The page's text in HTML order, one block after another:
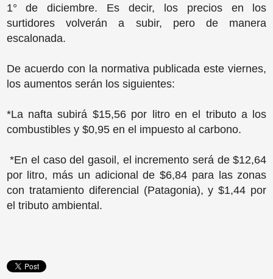
1° de diciembre. Es decir, los precios en los
surtidores volverán a subir, pero de manera
escalonada.
De acuerdo con la normativa publicada este viernes,
los aumentos serán los siguientes:
*La nafta subirá $15,56 por litro en el tributo a los
combustibles y $0,95 en el impuesto al carbono.
*En el caso del gasoil, el incremento será de $12,64
por litro, más un adicional de $6,84 para las zonas
con tratamiento diferencial (Patagonia), y $1,44 por
el tributo ambiental.